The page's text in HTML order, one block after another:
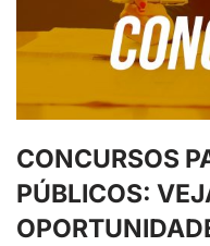
CONCURSOS
PÚBLICOS: